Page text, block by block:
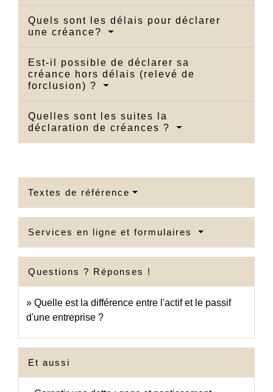
Quels sont les délais pour déclarer
une créance?
Est-il possible de déclarer sa
créance hors délais (relevé de
forclusion) ?
Quelles sont les suites la
déclaration de créances ?
Textes de référence
Services en ligne et formulaires
Questions ? Réponses !
Quelle est la différence entre l'actif et le passif
d'une entreprise ?
Et aussi